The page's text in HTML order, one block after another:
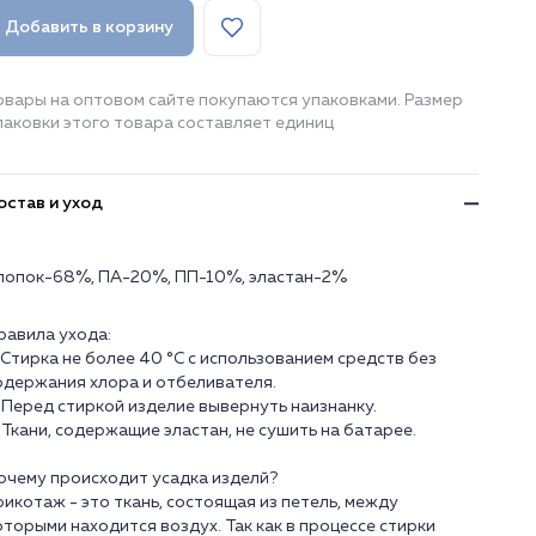
Добавить в корзину
на оптовом сайте покупаются упаковками. Размер
этого товара составляет единиц
и уход
68%, ПА-20%, ПП-10%, эластан-2%
ухода:
Стирка не более 40 °C с использованием средств без
хлора и отбеливателя.
Перед стиркой изделие вывернуть наизнанку.
Ткани, содержащие эластан, не сушить на батарее.
происходит усадка изделй?
- это ткань, состоящая из петель, между
находится воздух. Так как в процессе стирки